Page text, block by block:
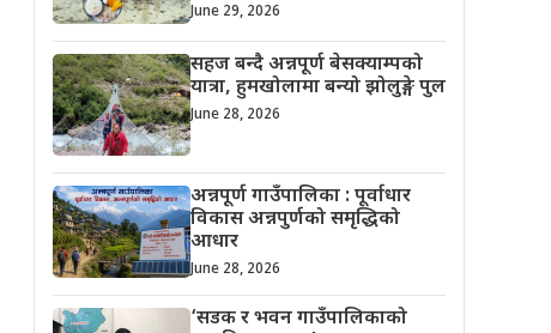
June 29, 2026
सहज बन्दै अन्नपूर्ण बेसक्याम्पको
यात्रा, हुमखोलामा बन्यो झोलुङ्गे पुल
June 28, 2026
अन्नपूर्ण गाउँपालिका : पूर्वाधार
विकास अन्नपुर्णको समृद्धिको
आधार
June 28, 2026
‘सडक र भवन गाउँपालिकाको